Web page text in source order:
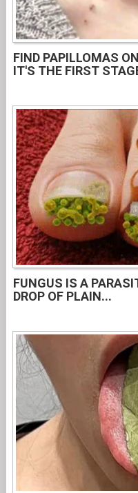
FIND PAPILLOMAS
IT'S THE FIRST
FUNGUS IS A
DROP OF PLAIN...